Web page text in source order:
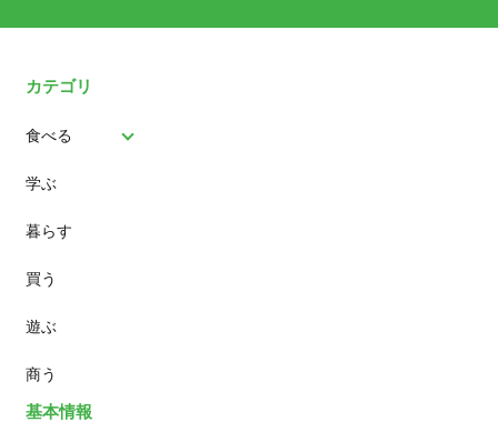
カテゴリ
食べる
パン
スイーツ
ランチ
カフェ
学ぶ
暮らす
買う
遊ぶ
商う
基本情報